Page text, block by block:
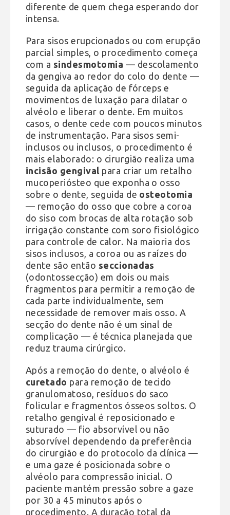
diferente de quem chega esperando dor
intensa.
Para sisos erupcionados ou com erupção
parcial simples, o procedimento começa
com a sindesmotomia — descolamento
da gengiva ao redor do colo do dente —
seguida da aplicação de fórceps e
movimentos de luxação para dilatar o
alvéolo e liberar o dente. Em muitos
casos, o dente cede com poucos minutos
de instrumentação. Para sisos semi-
inclusos ou inclusos, o procedimento é
mais elaborado: o cirurgião realiza uma
incisão gengival para criar um retalho
mucoperiósteo que exponha o osso
sobre o dente, seguida de osteotomia
— remoção do osso que cobre a coroa
do siso com brocas de alta rotação sob
irrigação constante com soro fisiológico
para controle de calor. Na maioria dos
sisos inclusos, a coroa ou as raízes do
dente são então seccionadas
(odontossecção) em dois ou mais
fragmentos para permitir a remoção de
cada parte individualmente, sem
necessidade de remover mais osso. A
secção do dente não é um sinal de
complicação — é técnica planejada que
reduz trauma cirúrgico.
Após a remoção do dente, o alvéolo é
curetado para remoção de tecido
granulomatoso, resíduos do saco
folicular e fragmentos ósseos soltos. O
retalho gengival é reposicionado e
suturado — fio absorvível ou não
absorvível dependendo da preferência
do cirurgião e do protocolo da clínica —
e uma gaze é posicionada sobre o
alvéolo para compressão inicial. O
paciente mantém pressão sobre a gaze
por 30 a 45 minutos após o
procedimento. A duração total da